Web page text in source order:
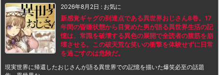
2026年8月2日 : お気に
新感覚ギャグの到達点である異世界おじさん8巻。17
年間の昏睡状態から目覚めた男が語る異世界生活の記
憶は、常識を破壊する異色の展開で全読者の腹筋を崩
壊させる。この破天荒な笑いの衝撃を体験せずに日常
を過ごすのは危険だ。
現実世界に帰還したおじさんが語る異世界での記憶を描いた爆笑必至の話題